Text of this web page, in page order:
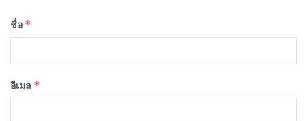
ชื่อ *
อีเมล *